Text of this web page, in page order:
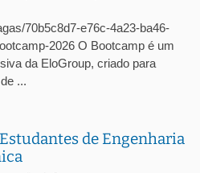
70b5c8d7-e76c-4a23-ba46-
2026 O Bootcamp é um
da EloGroup, criado para
...
Estudantes de Engenharia